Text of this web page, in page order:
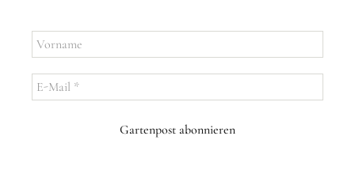
Vorname
E-
Mail